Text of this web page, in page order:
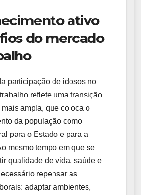
ativo
do mercado
participação de idosos no
reflete uma transição
ampla, que coloca o
da população como
para o Estado e para a
mesmo tempo em que se
qualidade de vida, saúde e
repensar as
adaptar ambientes,